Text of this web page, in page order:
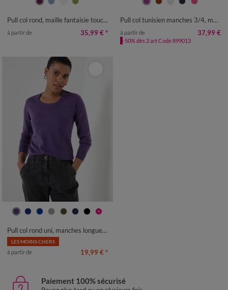
38/40 42/44
Pull col rond, maille fantaisie toucher doux
à partir de 35,99 € *
34/36 38/40 42/44 46/48
Pull col tunisien manches 3/4, maille fantaisie
à partir de 37,99 €
-50% dès 2 art Code 899013
34/36 38/40 42/44
46/48
Pull col rond uni, manches longues, toucher doux
LES MOINS CHERS
à partir de 19,99 € *
Paiement 100% sécurisé